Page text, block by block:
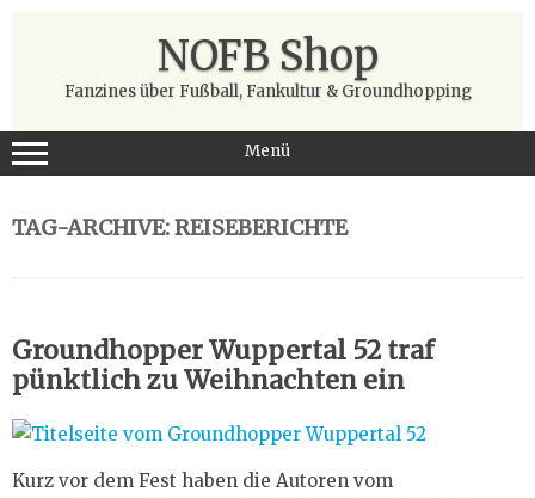
NOFB Shop
Fanzines über Fußball, Fankultur & Groundhopping
Menü
TAG-ARCHIVE:REISEBERICHTE
Groundhopper Wuppertal 52 traf
pünktlich zu Weihnachten ein
Kurz vor dem Fest haben die Autoren vom